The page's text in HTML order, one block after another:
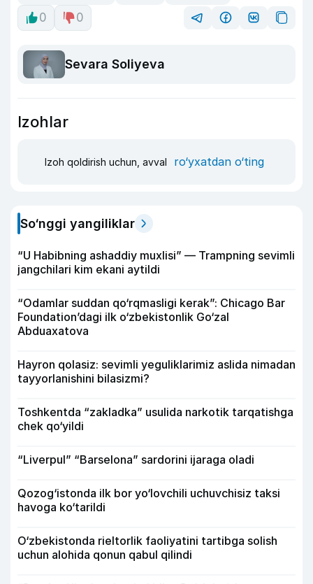
0
0
Sevara Soliyeva
Izohlar
Izoh qoldirish uchun, avval ro‘yxatdan o‘ting
So‘nggi yangiliklar
“U Habibning ashaddiy muxlisi” — Trampning sevimli
jangchilari kim ekani aytildi
“Odamlar suddan qo‘rqmasligi kerak”: Chicago Bar
Foundation’dagi ilk o‘zbekistonlik Go‘zal
Abduaxatova
Hayron qolasiz: sevimli yeguliklarimiz aslida nimadan
tayyorlanishini bilasizmi?
Toshkentda “zakladka” usulida narkotik tarqatishga
chek qo‘yildi
“Liverpul” “Barselona” sardorini ijaraga oladi
Qozog‘istonda ilk bor yo‘lovchili uchuvchisiz taksi
havoga ko‘tarildi
O‘zbekistonda rieltorlik faoliyatini tartibga solish
uchun alohida qonun qabul qilindi